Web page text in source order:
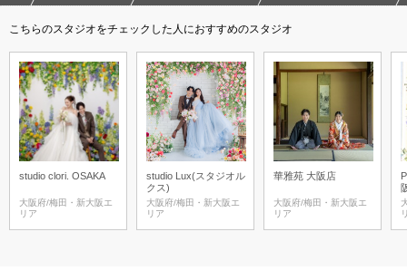
こちらのスタジオをチェックした人におすすめのスタジオ
studio clori. OSAKA
大阪府/梅田・新大阪エ
リア
studio Lux(スタジオル
クス)
大阪府/梅田・新大阪エ
リア
華雅苑 大阪店
大阪府/梅田・新大阪エ
リア